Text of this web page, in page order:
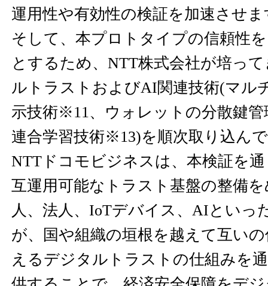
運用性や有効性の検証を加速させま
そして、本プロトタイプの信頼性
とするため、NTT株式会社が培っ
ルトラストおよびAI関連技術(マル
示技術※11、ウォレットの分散鍵
連合学習技術※13)を順次取り込ん
NTTドコモビジネスは、本検証を
互運用可能なトラスト基盤の整備
人、法人、IoTデバイス、AIといっ
が、国や組織の垣根を越えて互い
えるデジタルトラストの仕組みを